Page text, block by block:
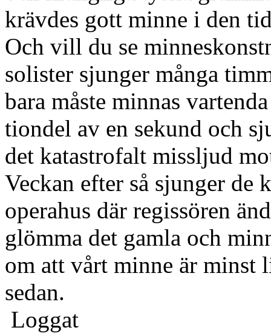
krävdes gott minne i den
Och vill du se
solister sjunger många
bara måste minnas
tiondel av en sekund och
det katastrofalt missljud
Veckan efter så sjunger de
operahus där regissören
glömma det gamla och
om att vårt minne är minst
sedan.
Loggat